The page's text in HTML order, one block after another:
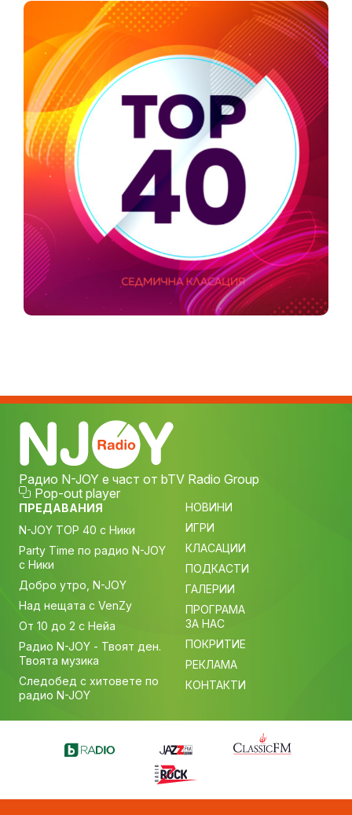
Радио N-JOY е част от bTV Radio Group
Pop-out player
ПРЕДАВАНИЯ
N-JOY TOP 40 с Ники
Party Time по радио N-JOY
с Ники
Добро утро, N-JOY
Над нещата с VenZy
От 10 до 2 с Нейа
Радио N-JOY - Твоят ден.
Твоята музика
Следобед с хитовете по
радио N-JOY
НОВИНИ
ИГРИ
КЛАСАЦИИ
ПОДКАСТИ
ГАЛЕРИИ
ПРОГРАМА
ЗА НАС
ПОКРИТИЕ
РЕКЛАМА
КОНТАКТИ